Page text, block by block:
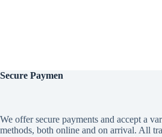
Secure Paymen
We offer secure payments and accept a
methods, both online and on arrival. All